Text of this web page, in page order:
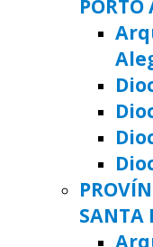
PORTO
SANTA